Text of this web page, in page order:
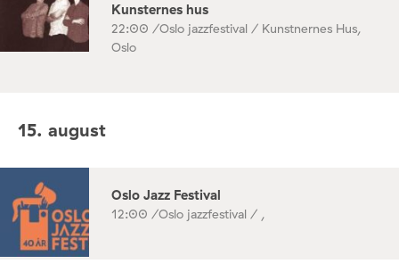
Kunsternes hus
22:00 /Oslo jazzfestival / Kunstnernes Hus,
Oslo
15. august
Oslo Jazz Festival
12:00 /Oslo jazzfestival / ,